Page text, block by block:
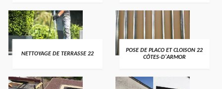
NETTOYAGE DE TERRASSE 22
POSE DE PLACO ET CLOISON 22
CÔTES-D'ARMOR